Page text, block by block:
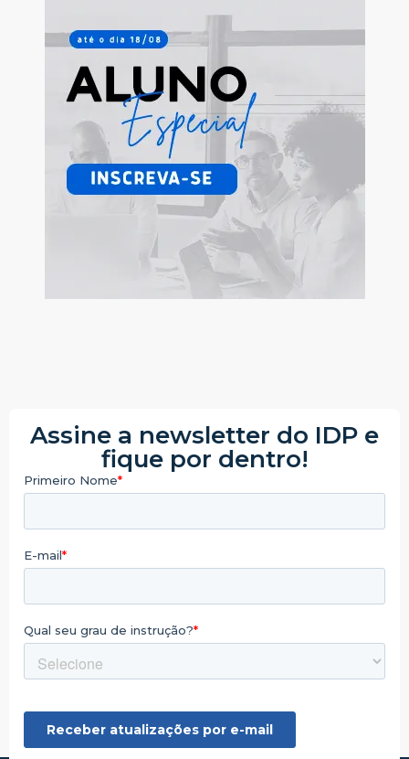
Assine a newsletter do IDP e
fique por dentro!